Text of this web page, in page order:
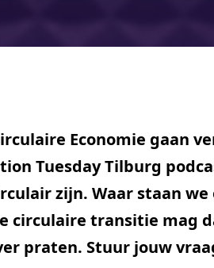
Economie gaan
Tuesday Tilburg
zijn. Waar staan
circulaire transitie mag
praten. Stuur jouw